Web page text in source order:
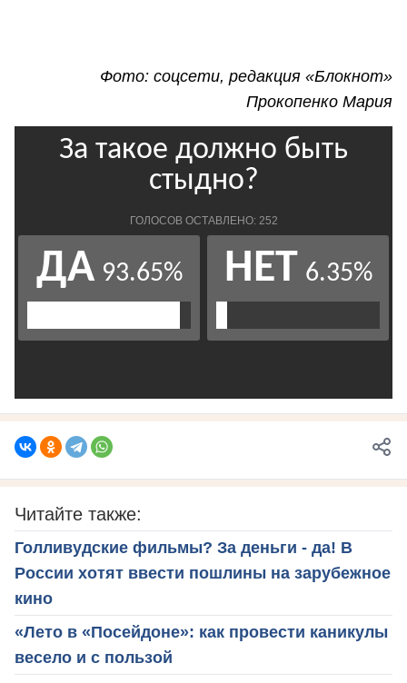
Фото: соцсети, редакция «Блокнот»
Прокопенко Мария
Читайте также:
Голливудские фильмы? За деньги - да! В
России хотят ввести пошлины на зарубежное
кино
«Лето в «Посейдоне»: как провести каникулы
весело и с пользой